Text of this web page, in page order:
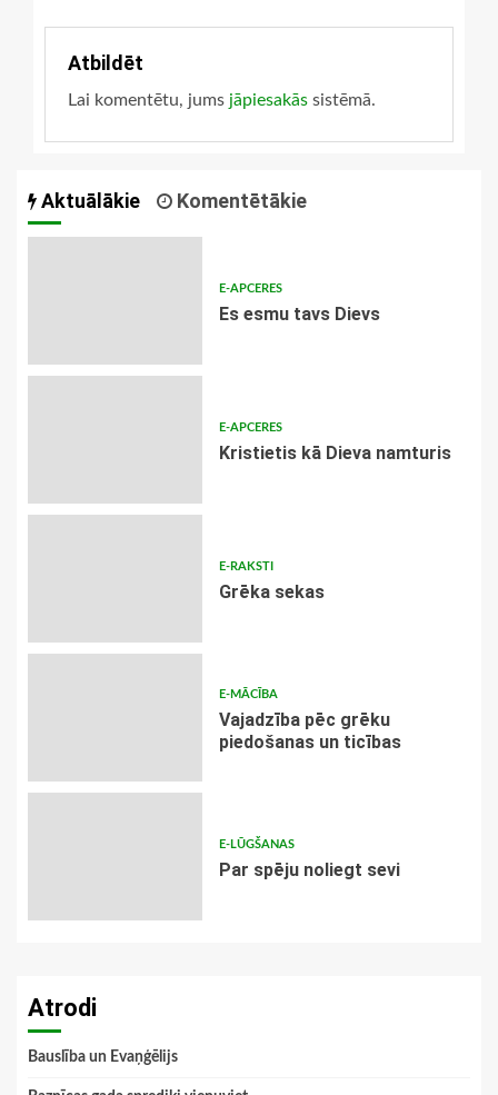
Atbildēt
Lai komentētu, jums jāpiesakās sistēmā.
Aktuālākie Komentētākie
E-APCERES
Es esmu tavs Dievs
E-APCERES
Kristietis kā Dieva namturis
E-RAKSTI
Grēka sekas
E-MĀCĪBA
Vajadzība pēc grēku
piedošanas un ticības
E-LŪGŠANAS
Par spēju noliegt sevi
Atrodi
Bauslība un Evaņģēlijs